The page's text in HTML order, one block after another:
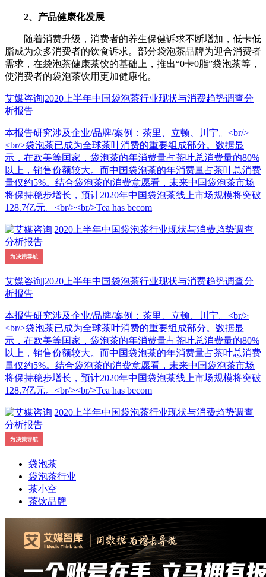
2、产品健康化发展
随着消费升级，消费者的养生保健诉求不断增加，低卡低
脂成为众多消费者的饮食诉求。部分袋泡茶品牌为迎合消费者
需求，在袋泡茶健康茶饮的基础上，推出“0卡0脂”袋泡茶等，
使消费者的袋泡茶饮用更加健康化。
艾媒咨询|2020上半年中国袋泡茶行业现状与消费趋势调查分
析报告
本报告研究涉及企业/品牌/案例：茶里、立顿、川宁。<br/>
<br/>袋泡茶已成为全球茶叶消费的重要组成部分。数据显
示，在欧美等国家，袋泡茶的年消费量占茶叶总消费量的80%
以上，销售份额较大。而中国袋泡茶的年消费量占茶叶总消费
量仅约5%。结合袋泡茶的消费意愿看，未来中国袋泡茶市场
将保持稳步增长，预计2020年中国袋泡茶线上市场规模将突破
128.7亿元。<br/><br/>Tea has becom
艾媒咨询|2020上半年中国袋泡茶行业现状与消费趋势调查分
析报告
本报告研究涉及企业/品牌/案例：茶里、立顿、川宁。<br/>
<br/>袋泡茶已成为全球茶叶消费的重要组成部分。数据显
示，在欧美等国家，袋泡茶的年消费量占茶叶总消费量的80%
以上，销售份额较大。而中国袋泡茶的年消费量占茶叶总消费
量仅约5%。结合袋泡茶的消费意愿看，未来中国袋泡茶市场
将保持稳步增长，预计2020年中国袋泡茶线上市场规模将突破
128.7亿元。<br/><br/>Tea has becom
袋泡茶
袋泡茶行业
茶小空
茶饮品牌